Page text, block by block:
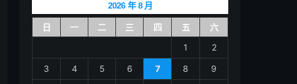
2026 年 8 月
日 一 二 三 四 五
六
1
2
3 4 5 6 7 8 9